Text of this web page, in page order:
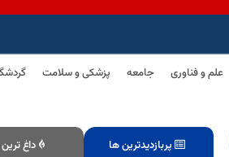
علم و فناوری جامعه پزشکی و سلامت
پربازدیدترین ها داغ